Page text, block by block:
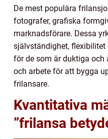
De mest populära
fotografer, grafiska
marknadsförare. Dessa
självständighet,
för de som är duktiga och
och arbete för att bygga
frilansare.
Kvantitativa
”frilansa